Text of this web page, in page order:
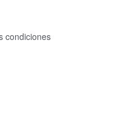
condiciones